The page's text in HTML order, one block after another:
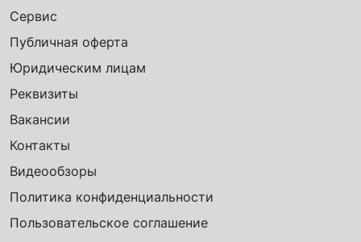
Сервис
Публичная оферта
Юридическим лицам
Реквизиты
Вакансии
Контакты
Видеообзоры
Политика конфиденциальности
Пользовательское соглашение